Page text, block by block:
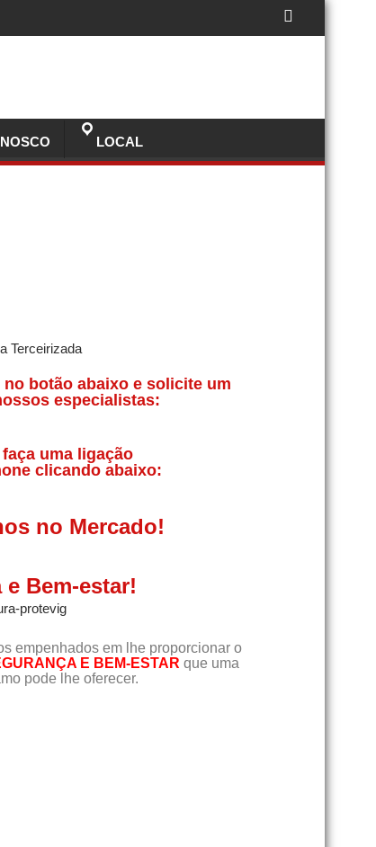
LOCAL
botão abaixo e solicite um
especialistas:
uma ligação
clicando abaixo:
no Mercado!
Bem-estar!
empenhados em lhe proporcionar o
E BEM-ESTAR que uma
pode lhe oferecer.